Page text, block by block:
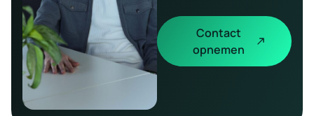
Contact
opnemen